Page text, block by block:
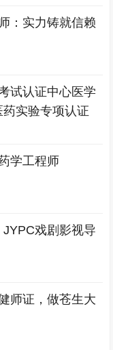
：实力铸就信赖
试认证中心医学
实验专项认证
学工程师
戏剧影视导
师证，做苍生大